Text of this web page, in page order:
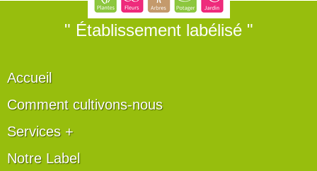
" Établissement labélisé "
Accueil
Comment cultivons-nous
Services +
Notre Label